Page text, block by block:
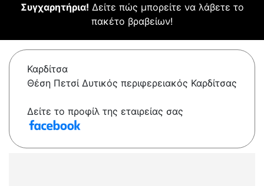
Συγχαρητήρια! Δείτε πώς μπορείτε να λάβετε το
πακέτο βραβείων!
Καρδίτσα
Θέση Πετσί Δυτικός περιφερειακός Καρδίτσας
Δείτε το προφίλ της εταιρείας σας